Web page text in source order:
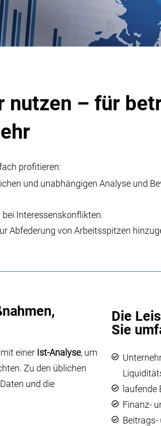
nutzen – für
profitieren:
und unabhängigen Analyse und
Interessenskonflikten.
Abfederung von Arbeitsspitzen
einer Ist-Analyse, um
Zu den üblichen
und die
Die
Sie
laufende
Finanz-
Beitrags-